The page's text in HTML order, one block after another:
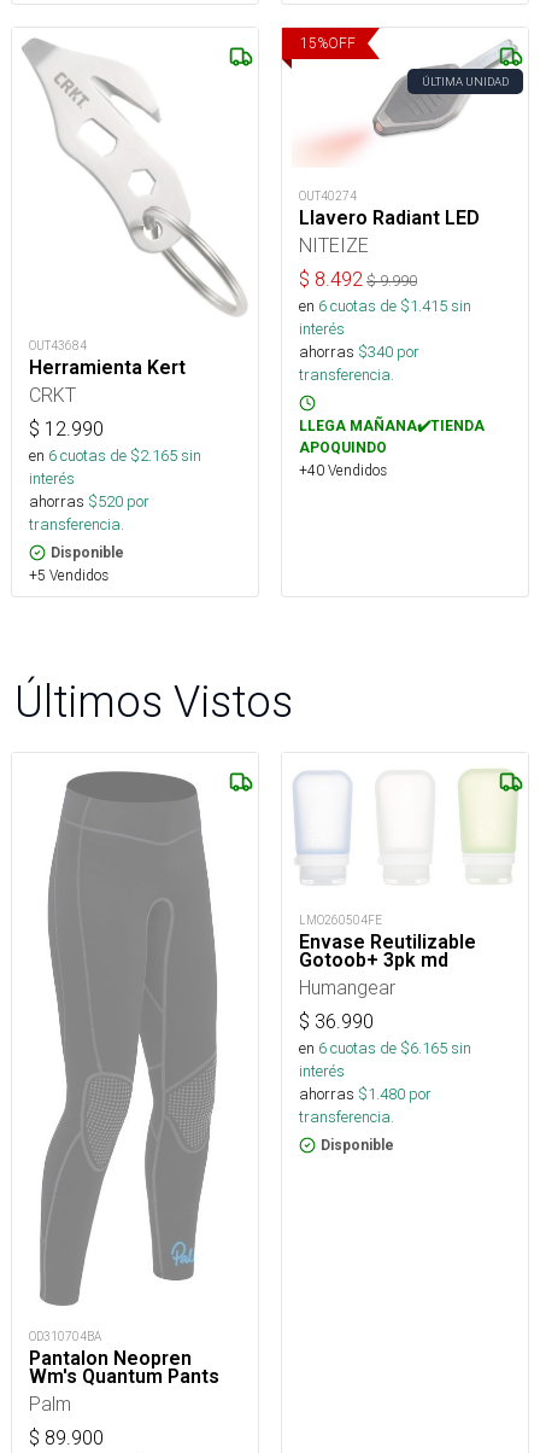
OUT43684
Herramienta Kert
CRKT
$ 12.990
en 6cuotas de $2.165sin
interés
ahorras $520 por
transferencia.
Disponible
+5 Vendidos
15%OFF
ÚLTIMA UNIDAD
OUT40274
Llavero Radiant LED
NITEIZE
$ 8.492 $9.990
en 6cuotas de $1.415sin
interés
ahorras $340 por
transferencia.
LLEGA MAÑANA✔️TIENDA
APOQUINDO
+40 Vendidos
Últimos Vistos
OD310704BA
Pantalon Neopren
Wm's Quantum Pants
Palm
$ 89.900
LMO260504FE
Envase Reutilizable
Gotoob+ 3pk md
Humangear
$ 36.990
en 6cuotas de $6.165sin
interés
ahorras $1.480 por
transferencia.
Disponible